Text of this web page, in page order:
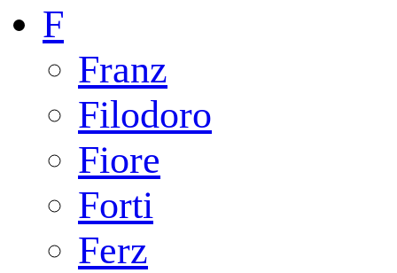
F
Franz
Filodoro
Fiore
Forti
Ferz